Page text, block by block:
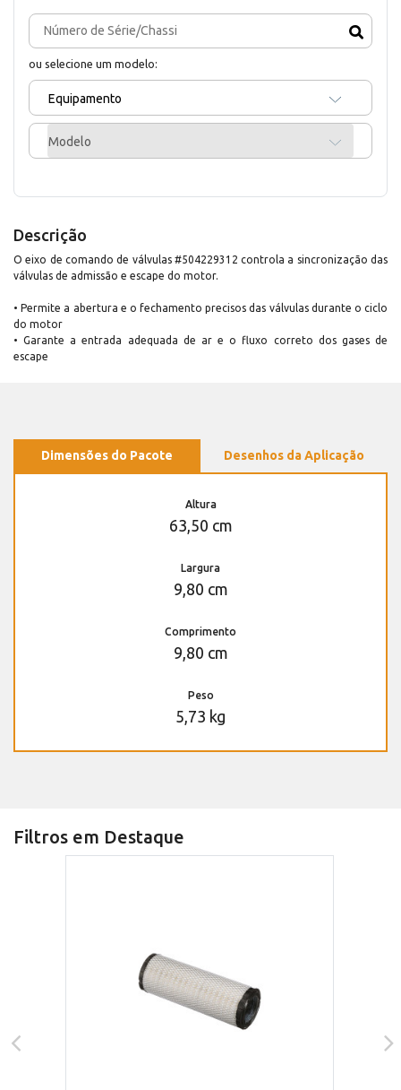
ou selecione um modelo:
Equipamento
Modelo
Descrição
O eixo de comando de válvulas #504229312 controla a sincronização das
válvulas de admissão e escape do motor.
• Permite a abertura e o fechamento precisos das válvulas durante o ciclo
do motor
• Garante a entrada adequada de ar e o fluxo correto dos gases de
escape
Dimensões do Pacote Desenhos da Aplicação
Altura
63,50 cm
Largura
9,80 cm
Comprimento
9,80 cm
Peso
5,73 kg
Filtros em Destaque